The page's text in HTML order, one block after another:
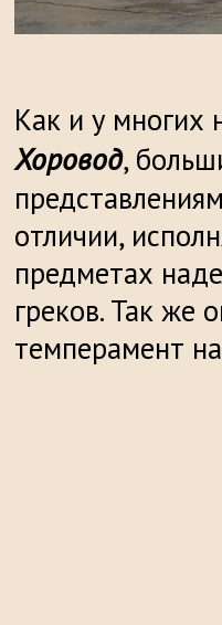
Как и у многих
Хоровод,
отличии,
предметах
греков. Так же
темперамент